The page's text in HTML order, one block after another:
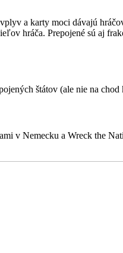
a karty moci dávajú
hráča. Prepojené sú aj
štátov (ale nie na
v Nemecku a Wreck the